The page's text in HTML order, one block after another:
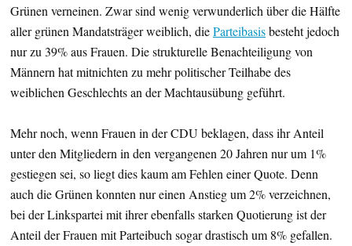
Grünen verneinen. Zwar sind wenig verwunderlich über die Hälfte
aller grünen Mandatsträger weiblich, dieParteibasisbesteht jedoch
nur zu 39% aus Frauen. Die strukturelle Benachteiligung von
Männern hat mitnichten zu mehr politischer Teilhabe des
weiblichen Geschlechts an der Machtausübung geführt.
Mehr noch, wenn Frauen in der CDU beklagen, dass ihr Anteil
unter den Mitgliedern in den vergangenen 20 Jahren nur um 1%
gestiegen sei, so liegt dies kaum am Fehlen einer Quote. Denn
auch die Grünen konnten nur einen Anstieg um 2% verzeichnen,
bei der Linkspartei mit ihrer ebenfalls starken Quotierung ist der
Anteil der Frauen mit Parteibuch sogar drastisch um 8% gefallen.